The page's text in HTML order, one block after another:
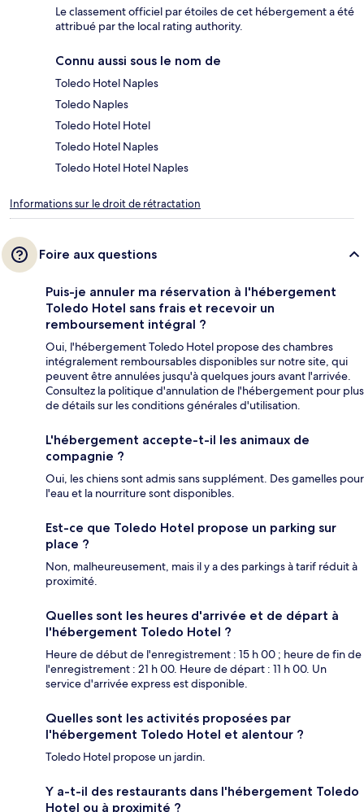
Le classement officiel par étoiles de cet hébergement a été
attribué par the local rating authority.
Connu aussi sous le nom de
Toledo Hotel Naples
Toledo Naples
Toledo Hotel Hotel
Toledo Hotel Naples
Toledo Hotel Hotel Naples
Informations sur le droit de rétractation
Foire aux questions
Puis-je annuler ma réservation à l'hébergement
Toledo Hotel sans frais et recevoir un
remboursement intégral ?
Oui, l'hébergement Toledo Hotel propose des chambres
intégralement remboursables disponibles sur notre site, qui
peuvent être annulées jusqu'à quelques jours avant l'arrivée.
Consultez la politique d'annulation de l'hébergement pour plus
de détails sur les conditions générales d'utilisation.
L'hébergement accepte-t-il les animaux de
compagnie ?
Oui, les chiens sont admis sans supplément. Des gamelles pour
l'eau et la nourriture sont disponibles.
Est-ce que Toledo Hotel propose un parking sur
place ?
Non, malheureusement, mais il y a des parkings à tarif réduit à
proximité.
Quelles sont les heures d'arrivée et de départ à
l'hébergement Toledo Hotel ?
Heure de début de l'enregistrement : 15 h 00 ; heure de fin de
l'enregistrement : 21 h 00. Heure de départ : 11 h 00. Un
service d'arrivée express est disponible.
Quelles sont les activités proposées par
l'hébergement Toledo Hotel et alentour ?
Toledo Hotel propose un jardin.
Y a-t-il des restaurants dans l'hébergement Toledo
Hotel ou à proximité ?